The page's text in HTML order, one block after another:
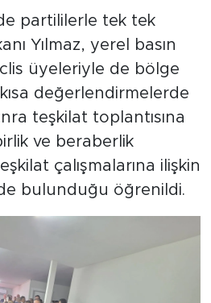
partililerle tek tek
Yılmaz, yerel basın
üyeleriyle de bölge
değerlendirmelerde
teşkilat toplantısına
ve beraberlik
çalışmalarına ilişkin
bulunduğu öğrenildi.